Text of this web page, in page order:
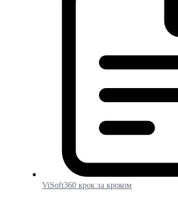
ViSoft360 крок за кроком